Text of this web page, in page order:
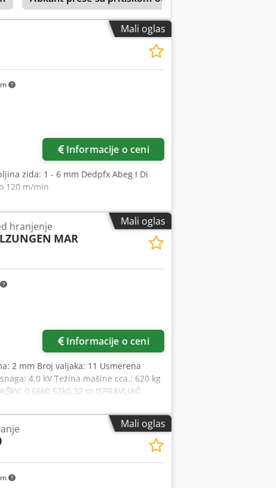
Mali oglas
Informacije o ceni
zida: 1 - 6 mm Dedpfx Abeg I Di
120 m/min
Mali oglas
hranjenje
MAR
Informacije o ceni
2 mm Broj valjaka: 11 Usmerena
4.0 kV Težina mašine cca.: 620 kg
0.66k0.53k0.32 m ISPRAVLJAČ
Ic Ewopfx Abbsck Izvršavanja: - Visina
15° *
Mali oglas